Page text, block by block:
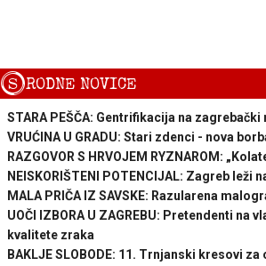
SRODNE NOVICE
STARA PEŠČA: Gentrifikacija na zagrebački
VRUĆINA U GRADU: Stari zdenci - nova
RAZGOVOR S HRVOJEM RYZNAROM:
NEISKORIŠTENI POTENCIJAL: Zagreb
MALA PRIČA IZ SAVSKE: Razularena
UOČI IZBORA U ZAGREBU: Pretendenti
kvalitete zraka
BAKLJE SLOBODE: 11. Trnjanski kresovi